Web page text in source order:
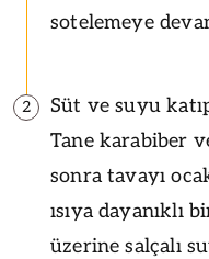
sotelemeye
2
Süt ve suyu
Tane karabiber
sonra tavayı
ısıya dayanıklı
üzerine salçalı